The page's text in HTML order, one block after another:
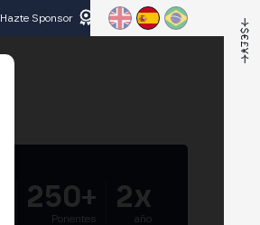
Hazte Sponsor
250+
Ponentes
2x
año